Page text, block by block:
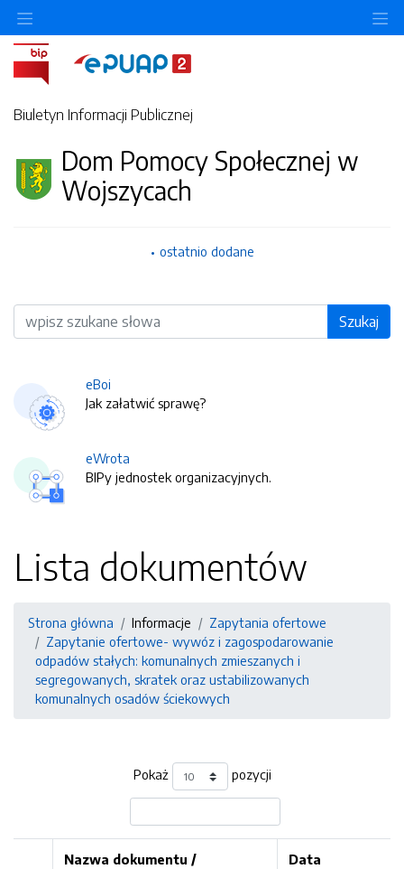
Biuletyn Informacji Publicznej
Dom Pomocy Społecznej w
Wojszycach
ostatnio dodane
Wyszukiwarka Szukaj
eBoi
Jak załatwić sprawę?
eWrota
BIPy jednostek organizacyjnych.
Lista dokumentów
Strona główna Informacje
Zapytania ofertowe
Zapytanie ofertowe- wywóz i zagospodarowanie
odpadów stałych: komunalnych zmieszanych i
segregowanych, skratek oraz ustabilizowanych
komunalnych osadów ściekowych
Pokaż pozycji
Nazwa dokumentu /
Data